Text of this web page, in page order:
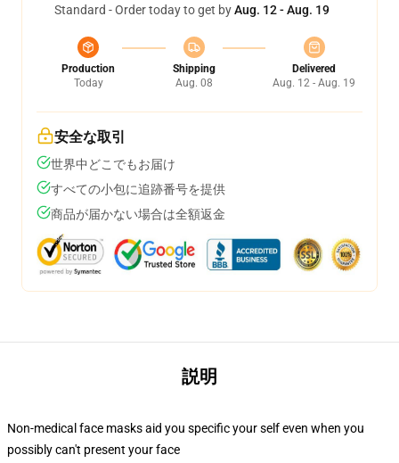
Standard - Order today to get byAug. 12 - Aug. 19
Production
Today
Shipping
Aug. 08
Delivered
Aug. 12 - Aug. 19
安全な取引
世界中どこでもお届け
すべての小包に追跡番号を提供
商品が届かない場合は全額返金
説明
Non-medical face masks aid you specific your self even when you
possibly can't present your face